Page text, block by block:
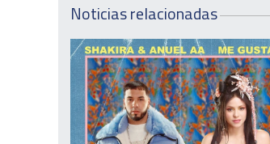
Noticias relacionadas